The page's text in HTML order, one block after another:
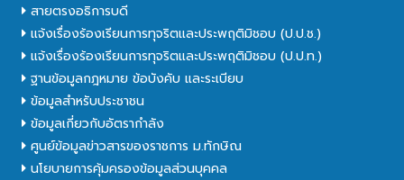
สายตรงอธิการบดี
แจ้งเรื่องร้องเรียนการทุจริตและประพฤติมิชอบ (ป.ป.ช.)
แจ้งเรื่องร้องเรียนการทุจริตและประพฤติมิชอบ (ป.ป.ท.)
ฐานข้อมูลกฎหมาย ข้อบังคับ และระเบียบ
ข้อมูลสำหรับประชาชน
ข้อมูลเกี่ยวกับอัตรากำลัง
ศูนย์ข้อมูลข่าวสารของราชการ ม.ทักษิณ
นโยบายการคุ้มครองข้อมูลส่วนบุคคล